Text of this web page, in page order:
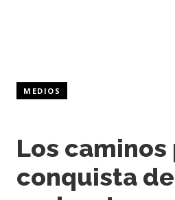
MEDIOS
Los caminos
conquista